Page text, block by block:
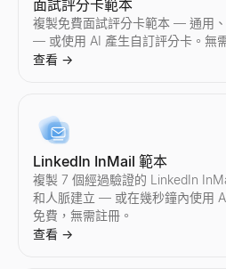
銷售異議處理器
追蹤電子郵件產生器
描述您上次的接觸——獲得一個能
查看→
面試評分卡範本
複製免費面試評分卡範本 — 通用
— 或使用 AI 產生自訂評分卡。無
查看 →
LinkedIn InMail 範本
複製 7 個經過驗證的 LinkedIn
和人脈建立 — 或在幾秒鐘內使用
免費，無需註冊。
查看 →